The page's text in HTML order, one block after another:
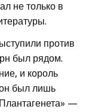
не только в
против
был рядом.
и король
был лишь
—